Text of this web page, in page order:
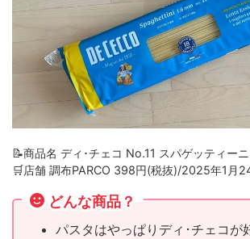
📝商品名 ディ･チェコ No.11 スパゲッティー
🛒店舗 調布PARCO 398円(税抜)/2025年1月
どんな商品？
パスタはやっぱりディ･チェコが